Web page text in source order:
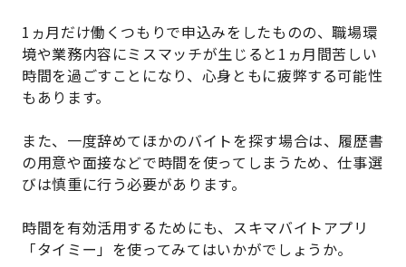
1ヵ月だけ働くつもりで申込みをしたものの、職場環
境や業務内容にミスマッチが生じると1ヵ月間苦しい
時間を過ごすことになり、心身ともに疲弊する可能性
もあります。
また、一度辞めてほかのバイトを探す場合は、履歴書
の用意や面接などで時間を使ってしまうため、仕事選
びは慎重に行う必要があります。
時間を有効活用するためにも、スキマバイトアプリ
「タイミー」を使ってみてはいかがでしょうか。